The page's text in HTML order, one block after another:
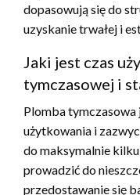
dopasowują się do
uzyskanie trwałej i
Jaki jest czas
tymczasowej i
Plomba
użytkowania i
do maksymalnie kilku
prowadzić do
przedostawanie się